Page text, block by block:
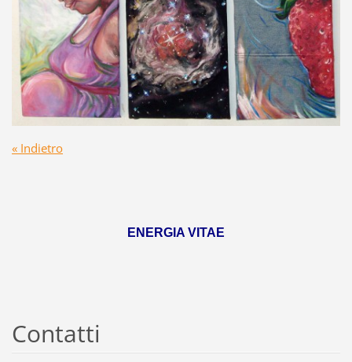
« Indietro
ENERGIA VITAE
Contatti